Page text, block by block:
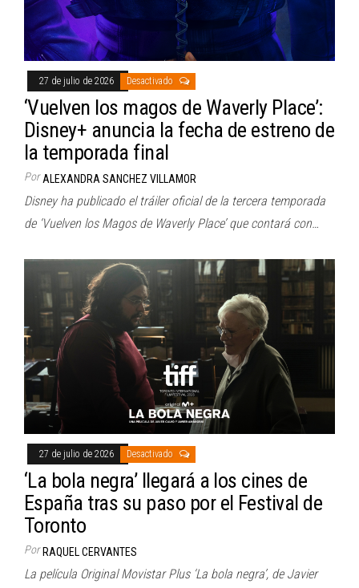
27 de julio de 2026 Desactivado
‘Vuelven los magos de Waverly Place’:
Disney+ anuncia la fecha de estreno de
la temporada final
Por ALEXANDRA SANCHEZ VILLAMOR
Disney ha publicado el tráiler oficial de la tercera temporada
de ‘Vuelven los Magos de Waverly Place’ que contará con…
27 de julio de 2026 Desactivado
‘La bola negra’ llegará a los cines de
España tras su paso por el Festival de
Toronto
Por RAQUEL CERVANTES
La película Original Movistar Plus ‘La bola negra’, de Javier